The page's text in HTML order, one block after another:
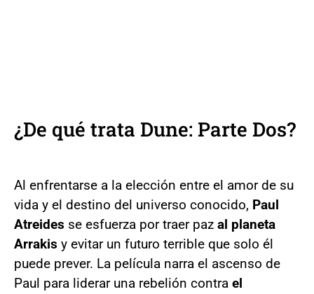
¿De qué trata Dune: Parte Dos?
Al enfrentarse a la elección entre el amor de su
vida y el destino del universo conocido, Paul
Atreides se esfuerza por traer paz al planeta
Arrakis y evitar un futuro terrible que solo él
puede prever. La película narra el ascenso de
Paul para liderar una rebelión contra el